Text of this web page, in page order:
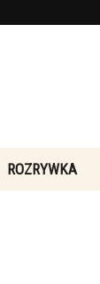
ROZRYWKA